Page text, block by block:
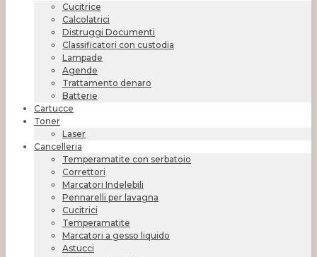
Cucitrice
Calcolatrici
Distruggi Documenti
Classificatori con custodia
Lampade
Agende
Trattamento denaro
Batterie
Cartucce
Toner
Laser
Cancelleria
Temperamatite con serbatoio
Correttori
Marcatori Indelebili
Pennarelli per lavagna
Cucitrici
Temperamatite
Marcatori a gesso liquido
Astucci